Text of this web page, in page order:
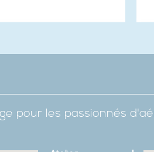
pour les passionnés